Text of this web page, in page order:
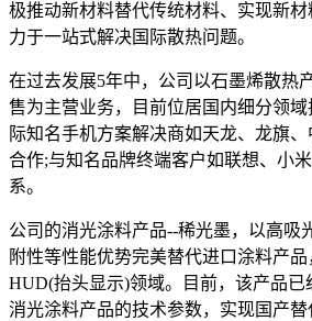
极推动新材料替代传统材料、实现新
力于一站式解决国际散热问题。
在过去发展5年中，公司以石墨烯散热
售为主营业务，目前位居国内细分领域
际知名手机方案解决商如天龙、龙旗
合作;与知名品牌终端客户如联想、小
系。
公司的消光涂料产品--稀光墨，以高吸
附性等性能优势完美替代进口涂料产
HUD(抬头显示)领域。目前，该产品已
消光涂料产品的技术参数，实现国产